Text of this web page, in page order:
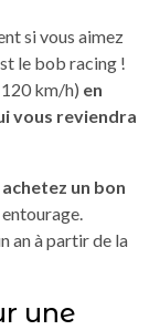
si vous aimez
le bob racing !
120 km/h) en
vous reviendra
achetez un bon
an à partir de la
une